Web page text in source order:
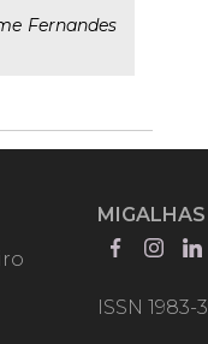
Fernandes
ISSN 1983-